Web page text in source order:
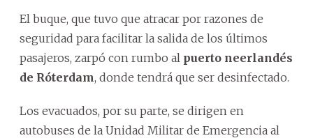
El buque, que tuvo que atracar por razones de
seguridad para facilitar la salida de los últimos
pasajeros, zarpó con rumbo al puerto neerlandés
de Róterdam, donde tendrá que ser desinfectado.
Los evacuados, por su parte, se dirigen en
autobuses de la Unidad Militar de Emergencia al